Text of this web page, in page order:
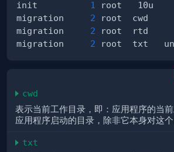
init 1 root
migration 2 root
migration 2 root  rtd
migration 2
cwd
表示当前工作目录，即：应用程序的当
应用程序启动的目录，除非它本身对这
txt